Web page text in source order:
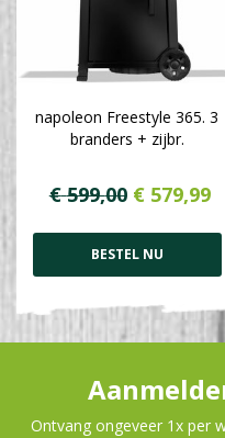
napoleon Freestyle 365. 3
branders + zijbr.
€ 599,00 € 579,99
BESTEL NU
Ontvang ongeveer 1x per